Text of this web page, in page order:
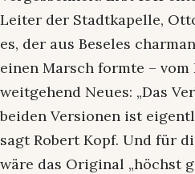
Leiter der Stadtkapelle,
es, der aus Beseles
einen Marsch formte –
weitgehend Neues: „Das
beiden Versionen ist
sagt Robert Kopf. Und für
wäre das Original „höchst